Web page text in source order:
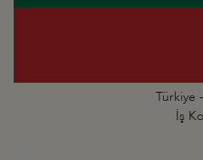
Türkiye
İş